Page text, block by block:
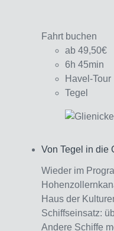
Fahrt buchen
ab 49,50€
6h 45min
Havel-Tour
Tegel
Interagieren
Von Tegel in die
Wieder im
Haus der
Schiffseinsatz:
Andere Schiffe